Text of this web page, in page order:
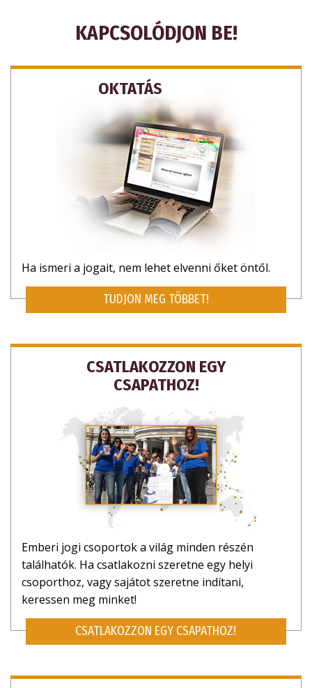
IRATKOZZON FEL FRISSÍTÉSEKRE,
ÉS TUDJA MEG, HOGYAN SEGÍTHET
KAPCSOLÓDJON BE!
OKTATÁS
Ha ismeri a jogait, nem lehet elvenni őket öntől.
TUDJON MEG TÖBBET!
CSATLAKOZZON EGY
CSAPATHOZ!
Emberi jogi csoportok a világ minden részén
találhatók. Ha csatlakozni szeretne egy helyi
csoporthoz, vagy sajátot szeretne indítani,
keressen meg minket!
CSATLAKOZZON EGY CSAPATHOZ!